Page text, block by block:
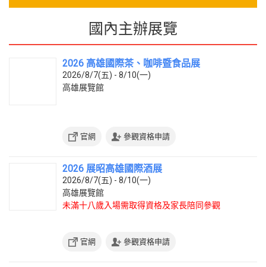
國內主辦展覽
2026 高雄國際茶、咖啡暨食品展
2026/8/7(五) - 8/10(一)
高雄展覽館
官網 參觀資格申請
2026 展昭高雄國際酒展
2026/8/7(五) - 8/10(一)
高雄展覽館
未滿十八歲入場需取得資格及家長陪同參觀
官網 參觀資格申請